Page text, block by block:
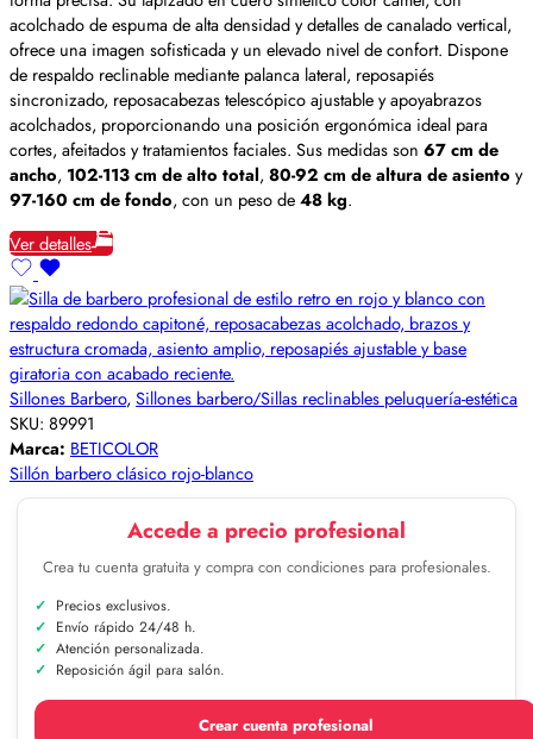
acolchado de espuma de alta densidad y detalles de canalado vertical,
ofrece una imagen sofisticada y un elevado nivel de confort. Dispone
de respaldo reclinable mediante palanca lateral, reposapiés
sincronizado, reposacabezas telescópico ajustable y apoyabrazos
acolchados, proporcionando una posición ergonómica ideal para
cortes, afeitados y tratamientos faciales. Sus medidas son 67 cm de
ancho, 102-113 cm de alto total, 80-92 cm de altura de asiento y
97-160 cm de fondo, con un peso de48 kg.
Ver detalles
Sillones Barbero, Sillones barbero/Sillas reclinables peluquería-estética
SKU: 89991
Marca: BETICOLOR
Sillón barbero clásico rojo-blanco
Accede a precio profesional
Crea tu cuenta gratuita y compra con condiciones para profesionales.
Precios exclusivos.
Envío rápido 24/48 h.
Atención personalizada.
Reposición ágil para salón.
Crear cuenta profesional